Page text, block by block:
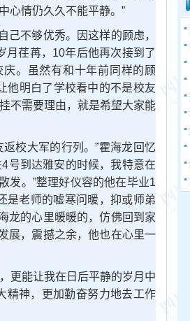
心情仍久久不能平静。”
不够优秀。因这样的顾虑，
月荏苒，10年后他再次接到了
。虽然有和十年前同样的顾
他明白了学校看中的不是校友
不需要理由，就是希望大家能
校大军的行列。”霍海龙回忆
号到达雅安的时候，我特意在
发。”整理好仪容的他在毕业1
是老师的嘘寒问暖，抑或师弟
龙的心里暖暖的，仿佛回到家
展，震撼之余，他也在心里一
能让我在日后平静的岁月中
精神，更加勤奋努力地去工作